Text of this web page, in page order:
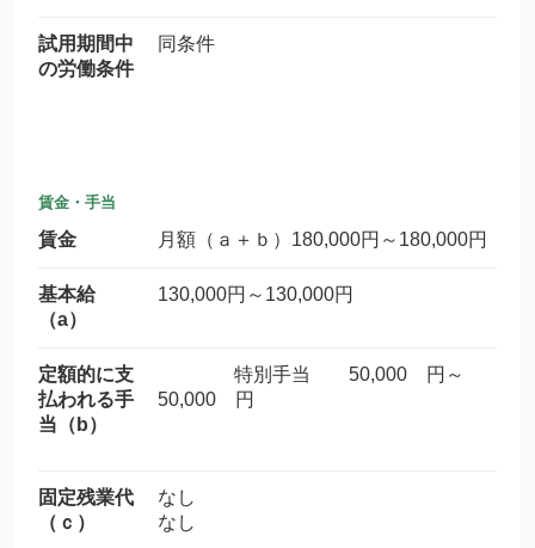
試用期間中
の労働条件
同条件
賃金・手当
賃金 月額（ａ＋ｂ）180,000円～180,000円
基本給
（a）
130,000円～130,000円
定額的に支
払われる手
当（b）
特別手当 50,000 円～
50,000 円
固定残業代
（ｃ）
なし
なし